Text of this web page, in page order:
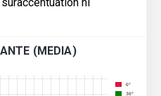
(MEDIA)